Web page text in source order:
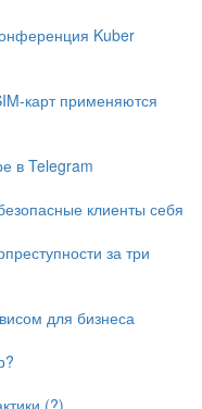
Kuber
карт применяются
в Telegram
клиенты себя
за три
для бизнеса
(?)